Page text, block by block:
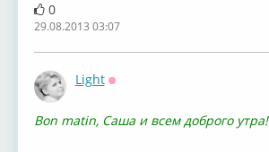
0
29.08.2013 03:07
Light
Bon matin, Саша и всем доброго утра!